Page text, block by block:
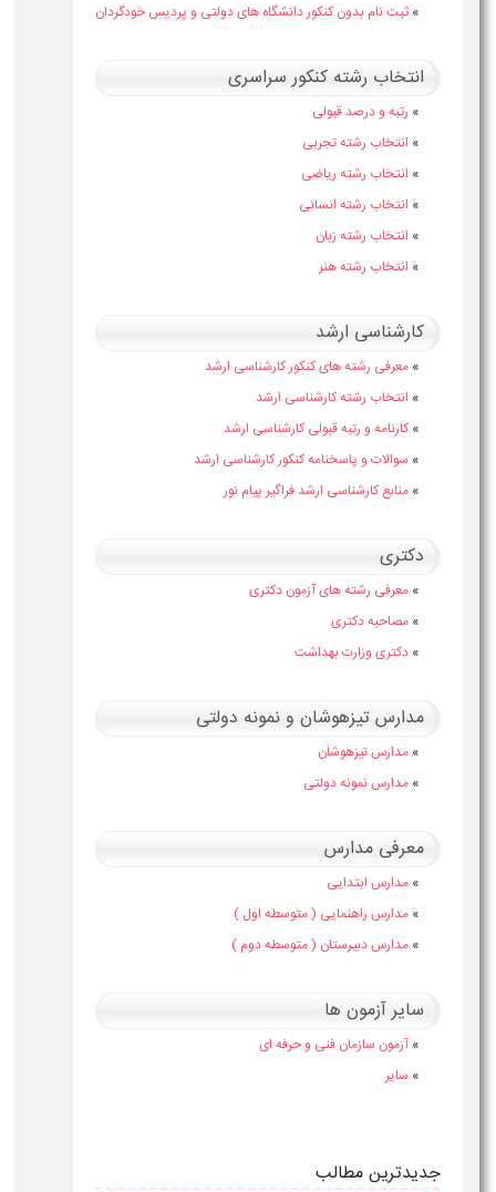
» ثبت نام بدون کنکور دانشگاه های دولتی و پردیس خودگردان
انتخاب رشته کنکور سراسری
» رتبه و درصد قبولی
» انتخاب رشته تجربی
» انتخاب رشته ریاضی
» انتخاب رشته انسانی
» انتخاب رشته زبان
» انتخاب رشته هنر
کارشناسی ارشد
» معرفی رشته های کنکور کارشناسی ارشد
» انتخاب رشته کارشناسی ارشد
» کارنامه و رتبه قبولی کارشناسی ارشد
» سوالات و پاسخنامه کنکور کارشناسی ارشد
» منابع کارشناسی ارشد فراگیر پیام نور
دکتری
» معرفی رشته های آزمون دکتری
» مصاحبه دکتری
» دکتری وزارت بهداشت
مدارس تیزهوشان و نمونه دولتی
» مدارس تیزهوشان
» مدارس نمونه دولتی
معرفی مدارس
» مدارس ابتدایی
» مدارس راهنمایی ( متوسطه اول )
» مدارس دبیرستان ( متوسطه دوم )
سایر آزمون ها
» آزمون سازمان فنی و حرفه ای
» سایر
جدیدترین مطالب